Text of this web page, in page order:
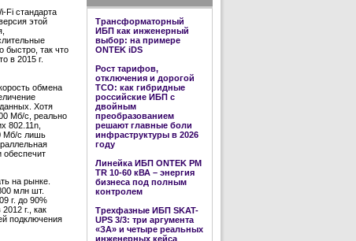
Fi стандарта
этой
быстро, так что
в 2015 г.
обмена
Хотя
Мб/с, реально
802.11n,
Мб/с лишь
обеспечит
на рынке.
млн шт.
г. до 90%
г., как
подключения
Трансформаторный
ИБП как инженерный
выбор: на примере
ONTEK iDS
Рост тарифов,
отключения и дорогой
TCO: как гибридные
российские ИБП с
двойным
преобразованием
решают главные боли
инфраструктуры в 2026
году
Линейка ИБП ONTEK PM
TR 10-60 кВА – энергия
бизнеса под полным
контролем
Трехфазные ИБП SKAT-
UPS 3/3: три аргумента
«ЗА» и четыре реальных
инженерных кейса